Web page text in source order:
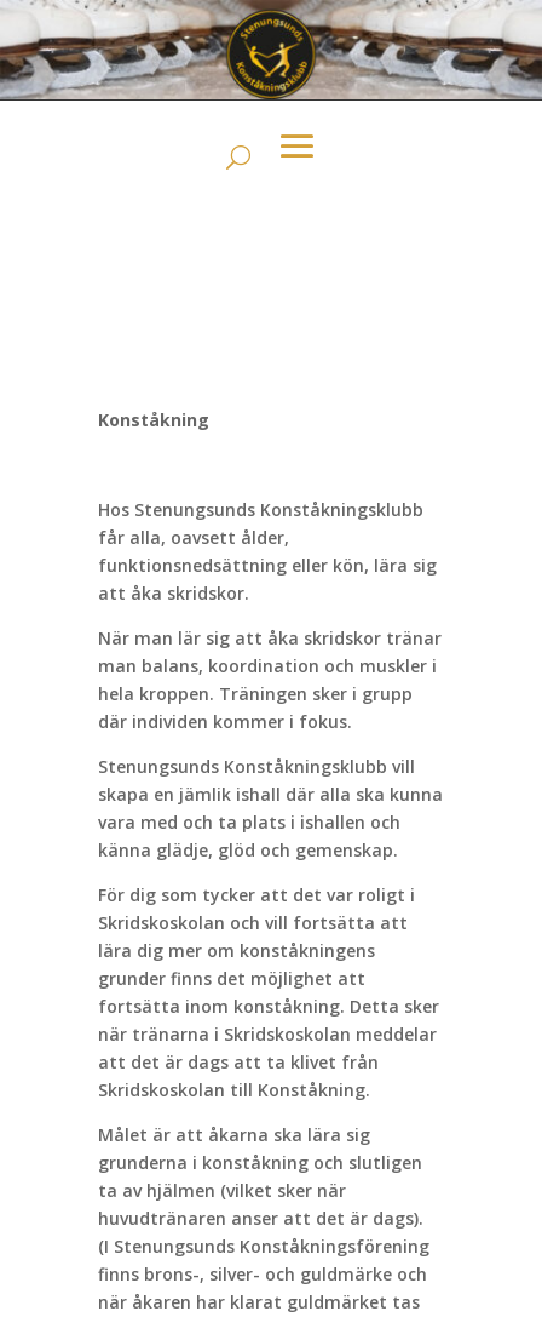
Konståkning
Hos Stenungsunds Konståkningsklubb
får alla, oavsett ålder,
funktionsnedsättning eller kön, lära sig
att åka skridskor.
När man lär sig att åka skridskor tränar
man balans, koordination och muskler i
hela kroppen. Träningen sker i grupp
där individen kommer i fokus.
Stenungsunds Konståkningsklubb vill
skapa en jämlik ishall där alla ska kunna
vara med och ta plats i ishallen och
känna glädje, glöd och gemenskap.
För dig som tycker att det var roligt i
Skridskoskolan och vill fortsätta att
lära dig mer om konståkningens
grunder finns det möjlighet att
fortsätta inom konståkning. Detta sker
när tränarna i Skridskoskolan meddelar
att det är dags att ta klivet från
Skridskoskolan till Konståkning.
Målet är att åkarna ska lära sig
grunderna i konståkning och slutligen
ta av hjälmen (vilket sker när
huvudtränaren anser att det är dags).
(I Stenungsunds Konståkningsförening
finns brons-, silver- och guldmärke och
när åkaren har klarat guldmärket tas